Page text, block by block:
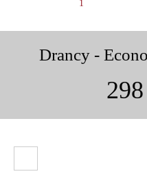
1
Drancy -